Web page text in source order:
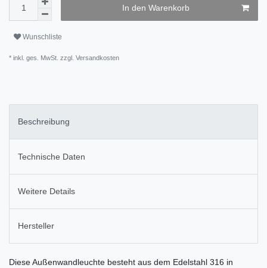
In den Warenkorb
Wunschliste
* inkl. ges. MwSt. zzgl. Versandkosten
Beschreibung
Technische Daten
Weitere Details
Hersteller
Diese Außenwandleuchte besteht aus dem Edelstahl 316 in